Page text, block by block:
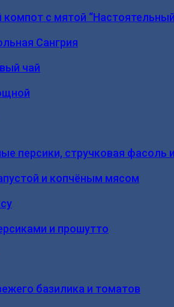
с мятой
Сангрия
чай
персики, стручковая фасоль
и копчёным мясом
и прошутто
базилика и томатов